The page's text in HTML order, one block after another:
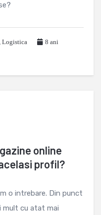
Logistica
8 ani
online
profil?
o intrebare. Din punct
mult cu atat mai